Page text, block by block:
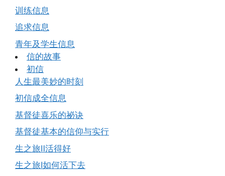
训练信息
追求信息
青年及学生信息
信的故事
初信
人生最美妙的时刻
初信成全信息
基督徒喜乐的祕诀
基督徒基本的信仰与实行
生之旅Ⅱ活得好
生之旅Ⅰ如何活下去